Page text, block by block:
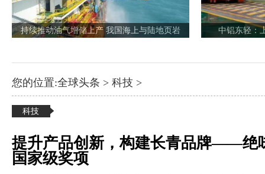
持续推动油气增储上产 我国海上与陆地页岩 中铝东轻：
您的位置:全球头条 > 科技 >
科技
提升产品创新，构建长青品牌——绝
国家级奖项